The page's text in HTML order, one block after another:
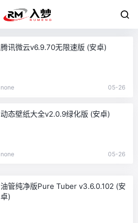
腾讯微云v6.9.70无限速版 (安卓)
none 05-26
动态壁纸大全v2.0.9绿化版 (安卓)
none 05-26
油管纯净版Pure Tuber v3.6.0.102 (安
卓)